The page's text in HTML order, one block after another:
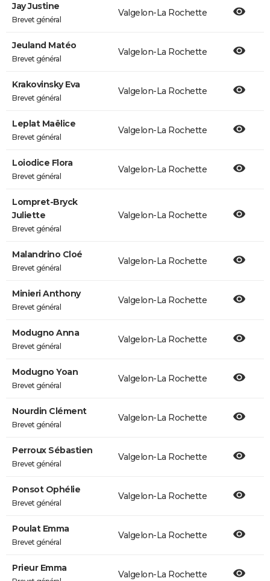
Jay Justine
Brevet général
Valgelon-La Rochette
Jeuland Matéo
Brevet général
Valgelon-La Rochette
Krakovinsky Eva
Brevet général
Valgelon-La Rochette
Leplat Maëlice
Brevet général
Valgelon-La Rochette
Loiodice Flora
Brevet général
Valgelon-La Rochette
Lompret-Bryck
Juliette
Brevet général
Valgelon-La Rochette
Malandrino Cloé
Brevet général
Valgelon-La Rochette
Minieri Anthony
Brevet général
Valgelon-La Rochette
Modugno Anna
Brevet général
Valgelon-La Rochette
Modugno Yoan
Brevet général
Valgelon-La Rochette
Nourdin Clément
Brevet général
Valgelon-La Rochette
Perroux Sébastien
Brevet général
Valgelon-La Rochette
Ponsot Ophélie
Brevet général
Valgelon-La Rochette
Poulat Emma
Brevet général
Valgelon-La Rochette
Prieur Emma
Valgelon-La Rochette